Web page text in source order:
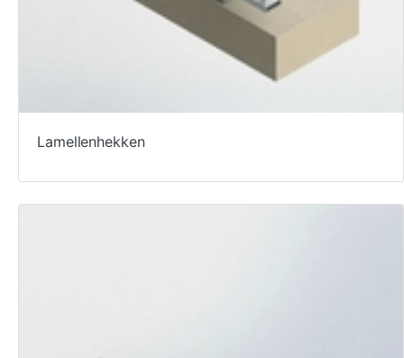
Lamellenhekken